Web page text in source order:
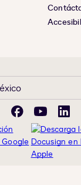
FacebookYouTube